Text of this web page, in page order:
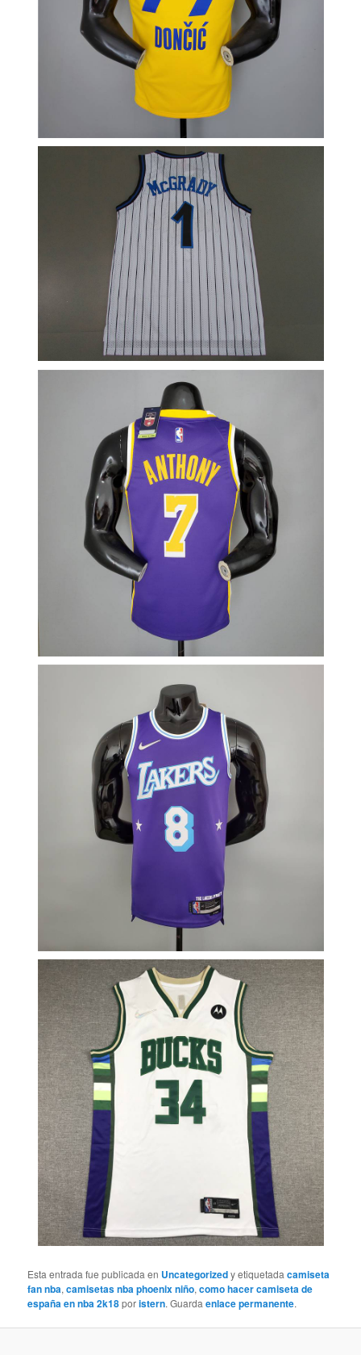
Esta entrada fue publicada en Uncategorizedy etiquetadacamiseta
fan nba,camisetas nba phoenix niño,como hacer camiseta de
españa en nba 2k18poristern. Guardaenlace permanente.